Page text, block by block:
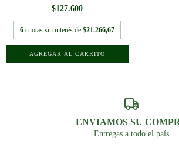
$127.600
6 cuotas sin interés de $21.266,67
ENVIAMOS SU
Entregas a todo el país